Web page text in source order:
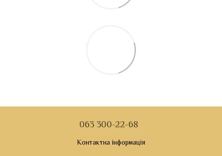
063 300-22-68
Контактна інформація